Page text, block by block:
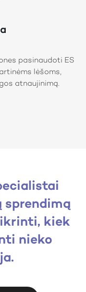
pasinaudoti ES
lėšoms,
atnaujinimą.
sprendimą
kiek
nieko